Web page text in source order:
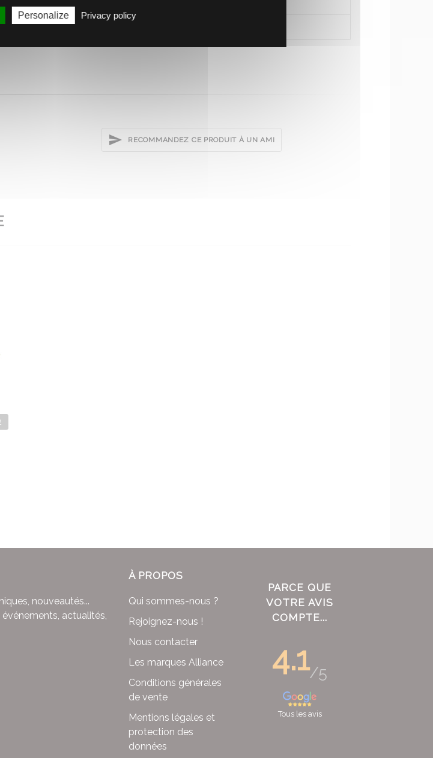
RECOMMANDEZ CE PRODUIT À UN AMI
À PROPOS
Qui sommes-nous ?
Rejoignez-nous !
Nous contacter
Les marques Alliance
Conditions générales
de vente
Mentions légales et
protection des
données
PARCE QUE
VOTRE AVIS
COMPTE...
4.1/5
Tous les avis
nouveautés...
actualités,
Personalize Privacy policy